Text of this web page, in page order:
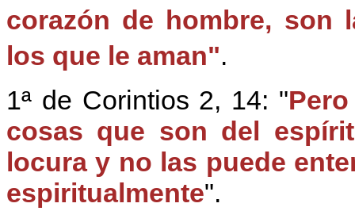
corazón de hombre, son
los que le aman".
1ª de Corintios 2, 14: "
cosas que son del
locura y no las puede
espiritualmente".